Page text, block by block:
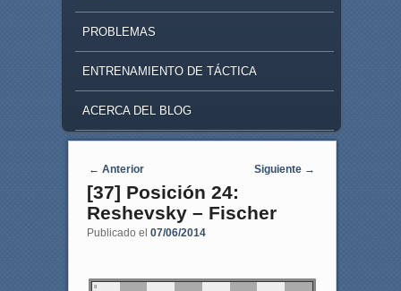
PROBLEMAS
ENTRENAMIENTO DE TÁCTICA
ACERCA DEL BLOG
Navegaci�n de entradas
← Anterior Siguiente →
[37] Posición 24:
Reshevsky – Fischer
Publicado el 07/06/2014
8